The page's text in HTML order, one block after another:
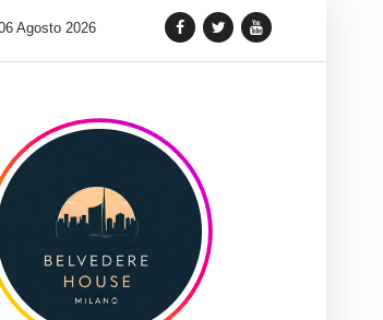
Limited Edition del Carrera Chronograph in
Agosto 2026